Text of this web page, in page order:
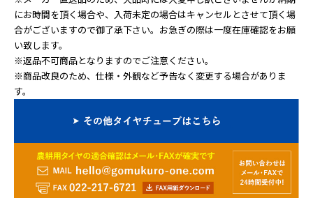
にお時間を頂く場合や、入荷未定の場合はキャンセルとさせて頂く場
合がございますので御了承下さい。お急ぎの際は一度在庫確認をお願
い致します。
※返品不可商品となりますのでご注意ください。
※商品改良のため、仕様・外観など予告なく変更する場合がありま
す。